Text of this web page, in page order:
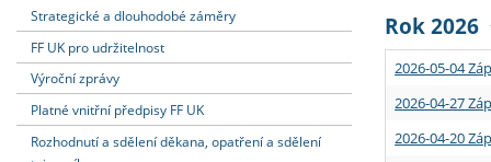
Podpora
Rigorózní
Granty a
Strategické a dlouhodobé záměry
FF UK pro udržitelnost
Výroční zprávy
Platné vnitřní předpisy FF UK
Rozhodnutí a sdělení děkana, opatření a sdělení
Rok 2026
2026-05-04
2026-04-27
2026-04-20